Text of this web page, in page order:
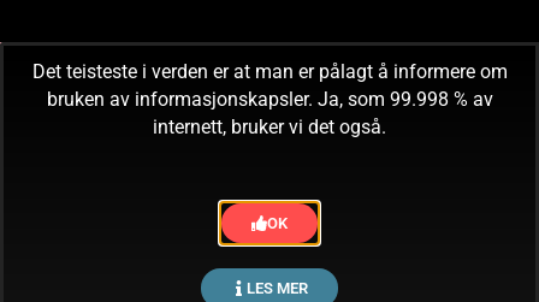
READ! CONSUME! OBEY!
Tilbake til forsiden
Det teisteste i verden er at man er pålagt å informere om
bruken av informasjonskapsler. Ja, som 99.998 % av
internett, bruker vi det også.
OK
LES MER